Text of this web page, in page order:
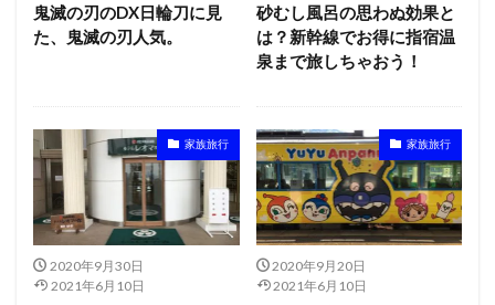
鬼滅の刃のDX日輪刀に見
た、鬼滅の刃人気。
砂むし風呂の思わぬ効果と
は？新幹線でお得に指宿温
泉まで旅しちゃおう！
家族旅行
2020年9月30日
2021年6月10日
家族旅行
2020年9月20日
2021年6月10日